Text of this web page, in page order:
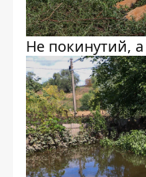
Не покинутий,